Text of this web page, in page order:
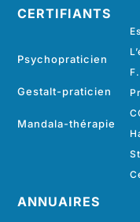
CERTIFIANTS
Psychopraticien
Gestalt-praticien
Mandala-thérapie
ANNUAIRES